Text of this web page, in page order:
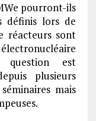
pourront-ils
définis lors de
réacteurs sont
est
plusieurs
mais